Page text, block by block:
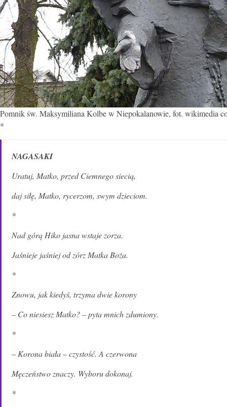
Pomnik św. Maksymiliana Kolbe w Niepokalanowie, fot. wikimedia
*
NAGASAKI
Uratuj, Matko, przed Ciemnego siecią,
daj siłę, Matko, rycerzom, swym dzieciom.
*
Nad górą Hiko jasna wstaje zorza.
Jaśnieje jaśniej od zórz Matka Boża.
*
Znowu, jak kiedyś, trzyma dwie korony
– Co niesiesz Matko? – pyta mnich zdumiony.
*
– Korona biała – czystość. A czerwona
Męczeństwo znaczy. Wyboru dokonaj.
*